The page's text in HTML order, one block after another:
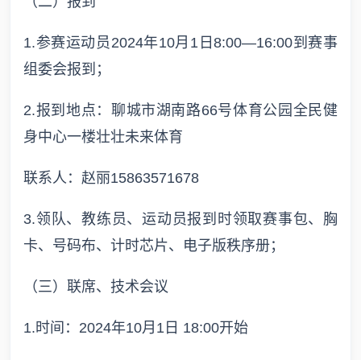
1.参赛运动员2024年10月1日8:00—16:00到赛事
组委会报到；
2.报到地点：聊城市湖南路66号体育公园全民健
身中心一楼壮壮未来体育
联系人：赵丽15863571678
3.领队、教练员、运动员报到时领取赛事包、胸
卡、号码布、计时芯片、电子版秩序册；
（三）联席、技术会议
1.时间：2024年10月1日 18:00开始